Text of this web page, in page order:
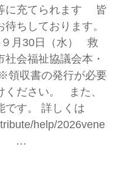
に充てられます 皆
ちしております。
月30日（水） 救
会福祉協議会本・
の発行が必要
ください。 また、
です。 詳しくは
help/2026vene
。 …